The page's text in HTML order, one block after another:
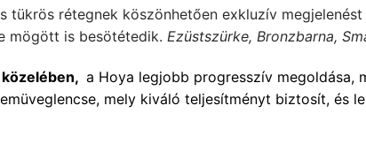
tükrös rétegnek köszönhetően exkluzív
mögött is besötétedik. Ezüstszürke, Bronzbarna,
a Hoya legjobb progresszív megoldása,
mely kiváló teljesítményt biztosít, és